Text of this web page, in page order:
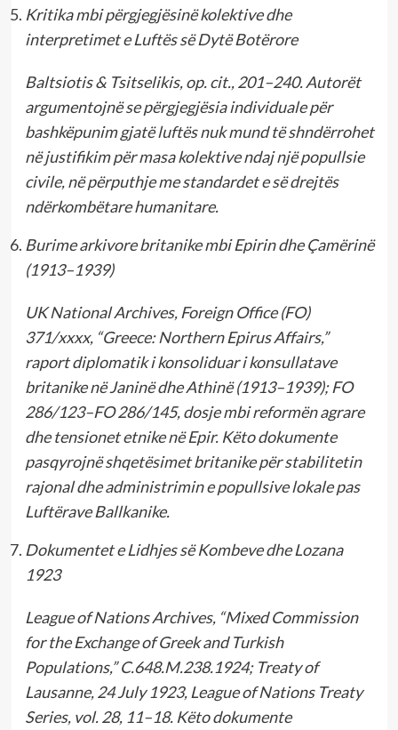
Kritika mbi përgjegjësinë kolektive dhe
interpretimet e Luftës së Dytë Botërore
Baltsiotis & Tsitselikis, op. cit., 201–240. Autorët
argumentojnë se përgjegjësia individuale për
bashkëpunim gjatë luftës nuk mund të shndërrohet
në justifikim për masa kolektive ndaj një popullsie
civile, në përputhje me standardet e së drejtës
ndërkombëtare humanitare.
Burime arkivore britanike mbi Epirin dhe Çamërinë
(1913–1939)
UK National Archives, Foreign Office (FO)
371/xxxx, “Greece: Northern Epirus Affairs,”
raport diplomatik i konsoliduar i konsullatave
britanike në Janinë dhe Athinë (1913–1939); FO
286/123–FO 286/145, dosje mbi reformën agrare
dhe tensionet etnike në Epir. Këto dokumente
pasqyrojnë shqetësimet britanike për stabilitetin
rajonal dhe administrimin e popullsive lokale pas
Luftërave Ballkanike.
Dokumentet e Lidhjes së Kombeve dhe Lozana
1923
League of Nations Archives, “Mixed Commission
for the Exchange of Greek and Turkish
Populations,” C.648.M.238.1924; Treaty of
Lausanne, 24 July 1923, League of Nations Treaty
Series, vol. 28, 11–18. Këto dokumente